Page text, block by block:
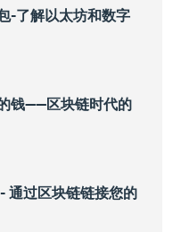
-了解以太坊和数字
钱——区块链时代的
通过区块链链接您的